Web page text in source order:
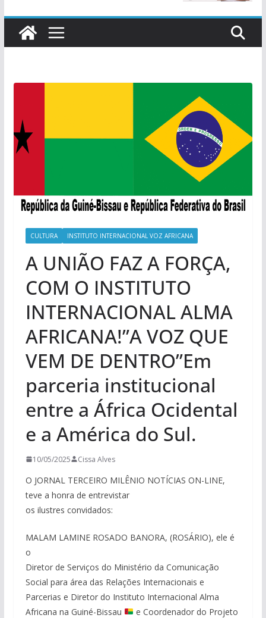
CULTURA INSTITUTO INTERNACIONAL VOZ AFRICANA
A UNIÃO FAZ A FORÇA,
COM O INSTITUTO
INTERNACIONAL ALMA
AFRICANA!”A VOZ QUE
VEM DE DENTRO”Em
parceria institucional
entre a África Ocidental
e a América do Sul.
10/05/2025 Cissa Alves
O JORNAL TERCEIRO MILÊNIO NOTÍCIAS ON-LINE,
teve a honra de entrevistar
os ilustres convidados:
MALAM LAMINE ROSADO BANORA, (ROSÁRIO), ele é
o
Diretor de Serviços do Ministério da Comunicação
Social para área das Relações Internacionais e
Parcerias e Diretor do Instituto Internacional Alma
Africana na Guiné-Bissau
e Coordenador do Projeto